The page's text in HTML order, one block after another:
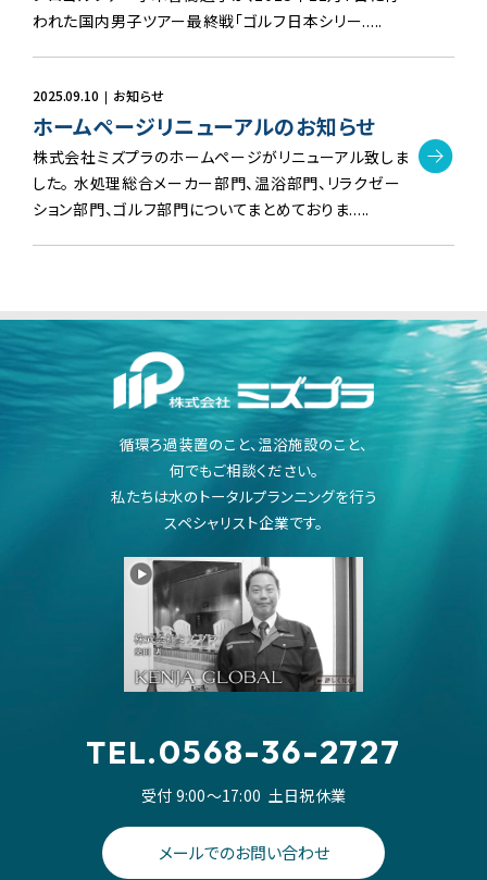
われた国内男子ツアー最終戦「ゴルフ日本シリー.....
2025.09.10 お知らせ
ホームページリニューアルのお知らせ
株式会社ミズプラのホームページがリニューアル致しま
した。 水処理総合メーカー部門、温浴部門、リラクゼー
ション部門、ゴルフ部門についてまとめておりま.....
循環ろ過装置のこと、温浴施設のこと、
何でもご相談ください。
私たちは水のトータルプランニングを行う
スペシャリスト企業です。
TEL.0568-36-2727
受付 9:00～17:00 土日祝休業
メールでのお問い合わせ